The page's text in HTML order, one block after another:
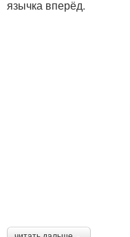
язычка вперёд.